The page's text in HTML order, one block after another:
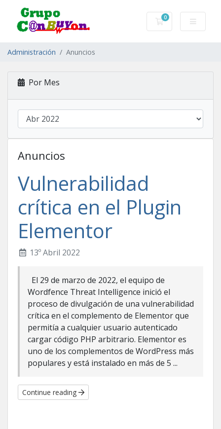
0
Carro de Pedidos
Administración Anuncios
Por Mes
Anuncios
Vulnerabilidad
crítica en el Plugin
Elementor
13º Abril 2022
El 29 de marzo de 2022, el equipo de
Wordfence Threat Intelligence inició el
proceso de divulgación de una vulnerabilidad
crítica en el complemento de Elementor que
permitía a cualquier usuario autenticado
cargar código PHP arbitrario. Elementor es
uno de los complementos de WordPress más
populares y está instalado en más de 5 ...
Continue reading